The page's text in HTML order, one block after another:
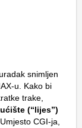
snimljen
u. Kako bi
trake,
(“lijes”)
CGI-ja,